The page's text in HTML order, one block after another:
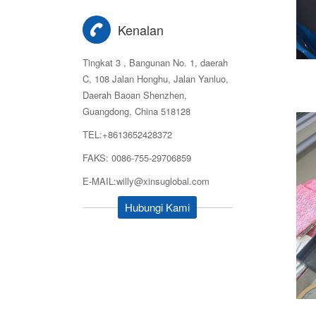
Kenalan
Tingkat 3 , Bangunan No. 1, daerah
C, 108 Jalan Honghu, Jalan Yanluo,
Daerah Baoan Shenzhen,
Guangdong, China 518128
TEL:+8613652428372
FAKS: 0086-755-29706859
E-MAIL:willy@xinsuglobal.com
Hubungi Kami